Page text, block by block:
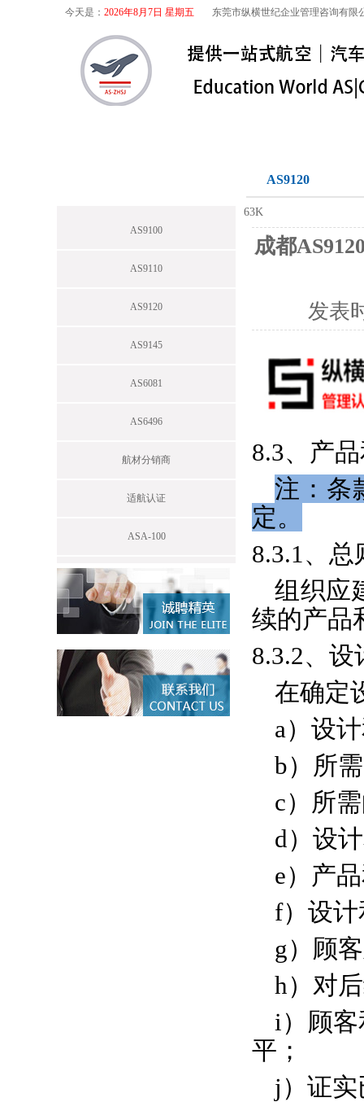
今天是： 2026年8月7日 星期五 东莞市纵横世纪企业管理咨询有限
AS9100
AS9110
AS9120
AS9145
AS6081
AS6496
航材分销商
适航认证
ASA-100
AS9120
63K
成都
发表
8.3、产
注：条
定。
8.3.1、总
组织应
续的产品
8.3.2、
在确定
a）设
b）所
c）所
d）设
e）产
f）设
g）顾
h）对
i）顾客
平；
j）证实